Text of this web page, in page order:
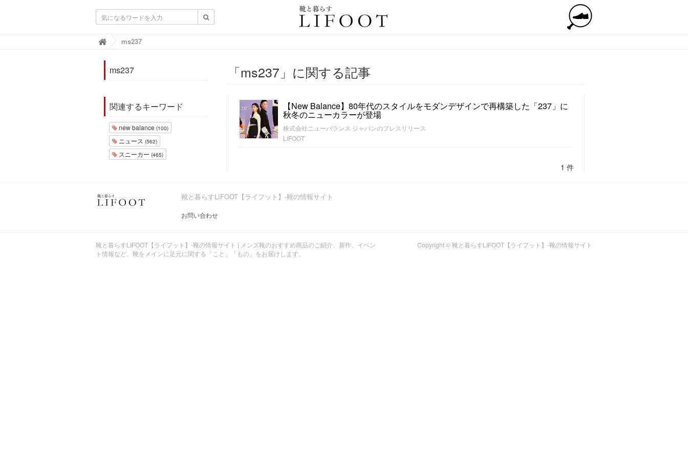
靴と暮らすLIFOOT【ライフット】-靴の情報サイト
ms237
ms237
関連するキーワード
new balance (100)
ニュース (562)
スニーカー (465)
「ms237」に関する記事
【New Balance】80年代のスタイルをモダンデザインで再構築した「237」に
秋冬のニューカラーが登場
株式会社ニューバランス ジャパンのプレスリリース
LIFOOT
1 件
靴と暮らすLIFOOT【ライフット】-靴の情報サイト
お問い合わせ
靴と暮らすLIFOOT【ライフット】-靴の情報サイト | メンズ靴のおすすめ商品のご紹介、新作、イベン
ト情報など、靴をメインに足元に関する「こと」「もの」をお届けします。
Copyright © 靴と暮らすLIFOOT【ライフット】-靴の情報サイト